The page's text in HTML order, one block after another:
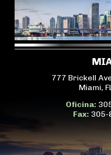
777 Brickell
Miami,
Oficina:
Fax: 305-